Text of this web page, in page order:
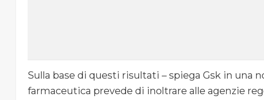
Sulla base di questi risultati – spiega Gsk in una
farmaceutica prevede di inoltrare alle agenzie